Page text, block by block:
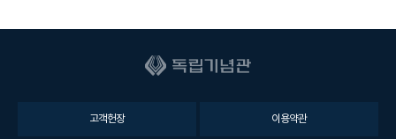
고객헌장 이용약관